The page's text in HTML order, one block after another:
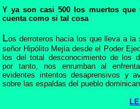
Y ya son casi 500 los muertos que
cuenta como si tal cosa
Los derroteros hacia los que lleva a la
señor Hipólito Mejía desde el Poder
los del total desconocimiento de los
por tanto, nos enrumban al
evidentes intentos desaprensivos y
sobre las espaldas del pueblo